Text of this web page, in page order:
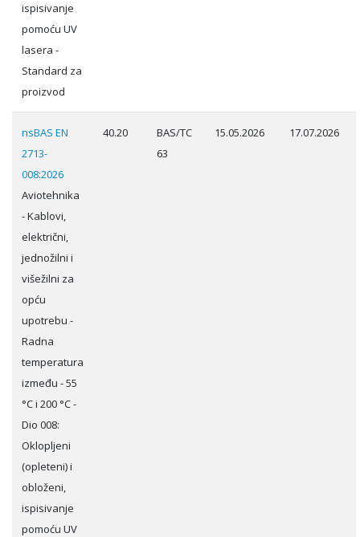
ispisivanje
pomoću UV
lasera -
Standard za
proizvod
nsBAS EN
2713-
008:2026
Aviotehnika
- Kablovi,
električni,
jednožilni i
višežilni za
opću
upotrebu -
Radna
temperatura
između - 55
°C i 200 °C -
Dio 008:
Oklopljeni
(opleteni) i
obloženi,
ispisivanje
pomoću UV
40.20
BAS/TC
63
15.05.2026 17.07.2026